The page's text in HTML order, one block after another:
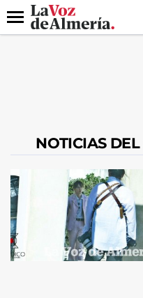
DESTACADO
Menú
NOTICIAS DEL